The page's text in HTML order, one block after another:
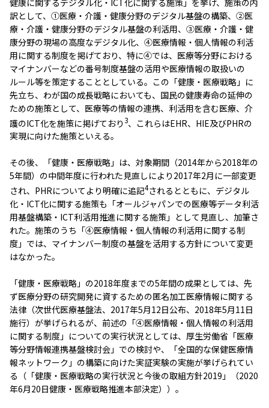
訳として、①医療・介護・健康分野のデジタル基盤の構築、②医
療・介護・健康分野のデジタル基盤の利活用、③医療・介護・健
康分野の現場の高度なデジタル化、④医療情報・個人情報の利活
用に関する制度を掲げており、特に④では、医療等分野における
マイナンバーなどの番号制度基盤の活用や医療情報の取扱いの
ルール等を策定することとしている。この「健康・医療戦略」に
先立ち、わが国の成長戦略においても、国民の健康寿命の延伸の
ための施策として、医療等の情報の連携、利活用を含む医療、介
護のICT化を施策に掲げており 3、これらはEHR、HIE及びPHRの
実現に向けた施策といえる。
その後、「健康・医療戦略」は、対象期間（2014年から2018年の
5年間）の中間年度に行われた見直しにより2017年2月に一部変更
され、PHRについてより明確に追記4されるとともに、デジタル
化・ICT化に関する施策も「オールジャパンでの医療等データ利活
用基盤構築・ICT利活用推進に関する施策」として見直し、加筆さ
れた。施策のうち「④医療情報・個人情報の利活用に関する制
度」では、マイナンバー制度の基盤を活用する方針について変更
はなかった。
「健康・医療戦略」の2018年度までの5年間の成果としては、先
ず医療分野の研究開発に資するための匿名加工医療情報に関する
法律（次世代医療基盤法、2017年5月12日公布、2018年5月11日
施行）が挙げられるが、前述の「④医療情報・個人情報の利活用
に関する制度」についての実行状況としては、厚生労働省「医療
等分野情報連携基盤検討会」での検討や、「全国的な保健医療情
報ネットワーク」の構築に向けた実証実験の実施が挙げられてい
る（「健康・医療戦略の実行状況と今後の取組方針2019」（2020
年6月20日健康・医療戦略推進本部決定））。